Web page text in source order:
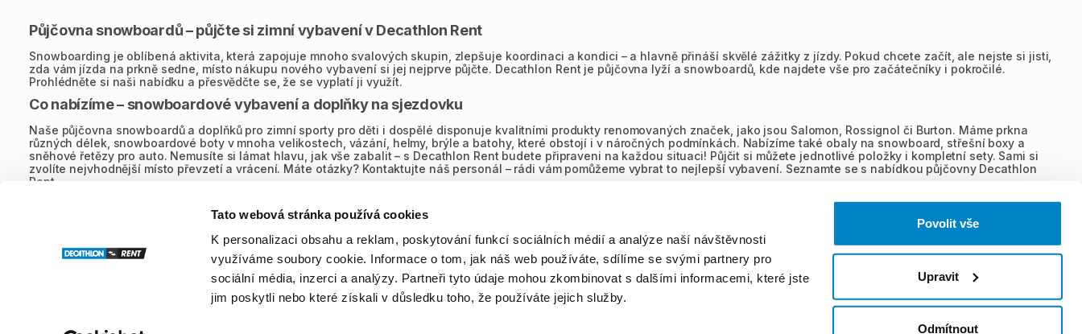
Tato webová stránka používá cookies
K personalizaci obsahu a reklam, poskytování funkcí sociálních médií a analýze naší návštěvnosti
využíváme soubory cookie. Informace o tom, jak náš web používáte, sdílíme se svými partnery pro
sociální média, inzerci a analýzy. Partneři tyto údaje mohou zkombinovat s dalšími informacemi, které jste
jim poskytli nebo které získali v důsledku toho, že používáte jejich služby.
Povolit vše
Upravit
Odmítnout
Půjčovna snowboardů – půjčte si zimní vybavení v Decathlon Rent
Snowboarding je oblíbená aktivita, která zapojuje mnoho svalových skupin, zlepšuje koordinaci a kondici – a hlavně přináší skvělé zážitky z jízdy. Pokud chcete začít, ale nejste si jisti,
zda vám jízda na prkně sedne, místo nákupu nového vybavení si jej nejprve půjčte. Decathlon Rent je půjčovna lyží a snowboardů, kde najdete vše pro začátečníky i pokročilé.
Prohlédněte si naši nabídku a přesvědčte se, že se vyplatí ji využít.
Co nabízíme – snowboardové vybavení a doplňky na sjezdovku
Naše půjčovna snowboardů a doplňků pro zimní sporty pro děti i dospělé disponuje kvalitními produkty renomovaných značek, jako jsou Salomon, Rossignol či Burton. Máme prkna
různých délek, snowboardové boty v mnoha velikostech, vázání, helmy, brýle a batohy, které obstojí i v náročných podmínkách. Nabízíme také obaly na snowboard, střešní boxy a
sněhové řetězy pro auto. Nemusíte si lámat hlavu, jak vše zabalit – s Decathlon Rent budete připraveni na každou situaci! Půjčit si můžete jednotlivé položky i kompletní sety. Sami si
zvolíte nejvhodnější místo převzetí a vrácení. Máte otázky? Kontaktujte náš personál – rádi vám pomůžeme vybrat to nejlepší vybavení. Seznamte se s nabídkou půjčovny Decathlon
Rent.
Pokud s jízdou na snowboardu začínáte, pravděpodobně řešíte, jakou délku zvolit. Výběr délky prkna se liší od výběru lyží. V obou případech hraje roli výška, hmotnost i tuhost, ale
pravidla se liší. Snowboard by měl zhruba sahat po bradu. Není to přesné pravidlo, ale pro začátek postačí. Delší prkno poskytuje větší stabilitu ve vyšší rychlosti, kratší je obratnější a
snáze se s ním začíná, ale je méně stabilní. Důležitá je i hmotnost jezdce – lehčí jezdci obvykle volí kratší prkna, těžší lépe zvládnou delší.
Půjčovna snowboardů a lyží – jak probíhá půjčení v Decathlon Rent
Decathlon Rent je půjčovna snowboardů a dalšího vybavení pro zimní sporty určená pro jednotlivce, kteří nemají vlastní výbavu nebo chtějí vyzkoušet model před nákupem. Rezervace
vybavení vyzvednete na zvolené kamenné pobočce. Vrácení probíhá na stejném místě. Při delším pronájmu získáte atraktivní slevu – cena závisí na délce pronájmu.